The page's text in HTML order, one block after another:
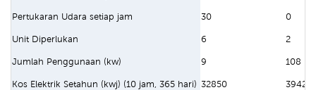
Pertukaran Udara setiap jam 30 0
Unit Diperlukan 6 2
Jumlah Penggunaan (kw) 9 108
Kos Elektrik Setahun (kwj) (10 jam, 365 hari) 32850